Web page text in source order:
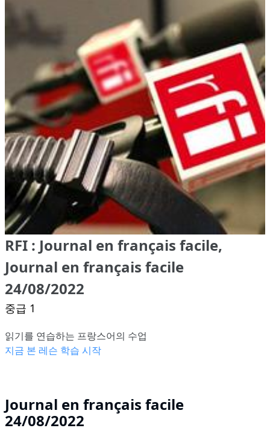
RFI : Journal en français facile,
Journal en français facile
24/08/2022
중급 1
읽기를 연습하는 프랑스어의 수업
지금 본 레슨 학습 시작
Journal en français facile
24/08/2022